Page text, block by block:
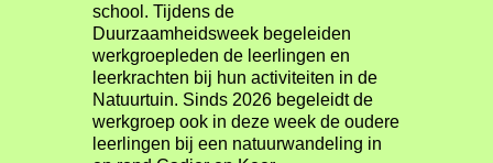
school. Tijdens de
Duurzaamheidsweek begeleiden
werkgroepleden de leerlingen en
leerkrachten bij hun activiteiten in de
Natuurtuin. Sinds 2026 begeleidt de
werkgroep ook in deze week de oudere
leerlingen bij een natuurwandeling in